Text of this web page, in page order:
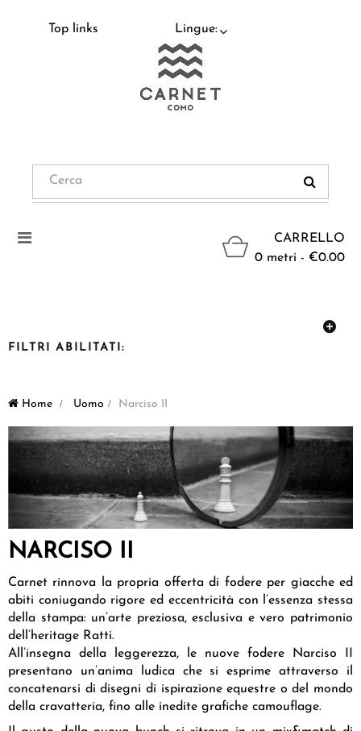
Top links Lingue:
CARRELLO
0 metri - €0.00
Navigazione
FILTRI ABILITATI:
Home > Uomo > Narciso II
NARCISO II
Carnet rinnova la propria offerta di fodere per giacche ed
abiti coniugando rigore ed eccentricità con l’essenza stessa
della stampa: un’arte preziosa, esclusiva e vero patrimonio
dell’heritage Ratti.
All’insegna della leggerezza, le nuove fodere Narciso II
presentano un’anima ludicache si esprime attraverso il
concatenarsi di disegni di ispirazione equestre o del mondo
della cravatteria, fino alle inedite grafiche camouflage.